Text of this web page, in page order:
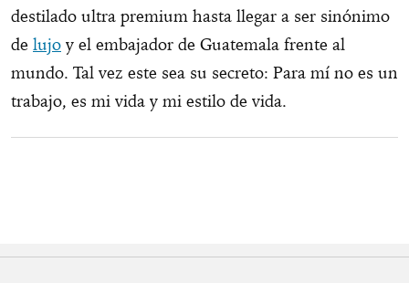
destilado ultra premium hasta llegar a ser sinónimo
de lujo y el embajador de Guatemala frente al
mundo. Tal vez este sea su secreto: Para mí no es un
trabajo, es mi vida y mi estilo de vida.